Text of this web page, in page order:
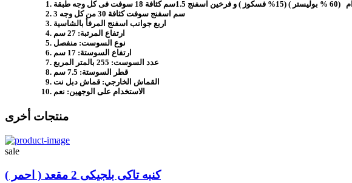
3 سم اسفنج سوفت كثافة 30 من كل وجه
اربع جوانب اسفنج المرفأ بالشاسية
ارتفاع المرتبة: 27 سم
نوع السوست: منفصل
ارتفاع السوستة: 17 سم
عدد السوست: 255 بالمتر المربع
قطر السوستة: 7.5 سم
القماش الخارجي: قماش دبل نت
الاستخدام على الوجهين: نعم
منتجات أخرى
sale
كنبه تاكى بلجيكى 2 مقعد ( احمر )